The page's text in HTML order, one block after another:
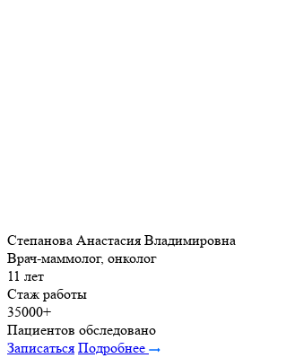
Степанова Анастасия Владимировна
Врач-маммолог, онколог
11 лет
Стаж работы
35000+
Пациентов обследовано
Записаться Подробнее